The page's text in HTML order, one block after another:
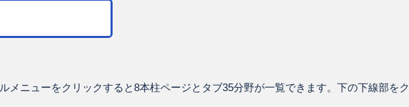
メニューをクリックすると8本柱ページとタブ35分野が一覧できます。下の下線部を